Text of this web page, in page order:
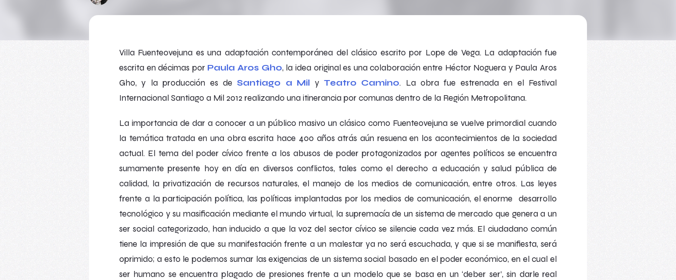
Villa Fuenteovejuna es una adaptación contemporánea del clásico escrito por Lope de Vega. La adaptación fue
escrita en décimas por Paula Aros Gho, la idea original es una colaboración entre Héctor Noguera y Paula Aros
Gho, y la producción es deSantiago a Mil y Teatro Camino. La obra fue estrenada en el Festival
Internacional Santiago a Mil 2012 realizando una itinerancia por comunas dentro de la Región Metropolitana.
La importancia de dar a conocer a un público masivo un clásico como Fuenteovejuna se vuelve primordial cuando
la temática tratada en una obra escrita hace 400 años atrás aún resuena en los acontecimientos de la sociedad
actual. El tema del poder cívico frente a los abusos de poder protagonizados por agentes políticos se encuentra
sumamente presente hoy en día en diversos conflictos, tales como el derecho a educación y salud pública de
calidad, la privatización de recursos naturales, el manejo de los medios de comunicación, entre otros. Las leyes
frente a la participación política, las políticas implantadas por los medios de comunicación, el enorme desarrollo
tecnológico y su masificación mediante el mundo virtual, la supremacía de un sistema de mercado que genera a un
ser social categorizado, han inducido a que la voz del sector cívico se silencie cada vez más. El ciudadano común
tiene la impresión de que su manifestación frente a un malestar ya no será escuchada, y que si se manifiesta, será
oprimido; a esto le podemos sumar las exigencias de un sistema social basado en el poder económico, en el cual el
ser humano se encuentra plagado de presiones frente a un modelo que se basa en un ‘deber ser’, sin darle real